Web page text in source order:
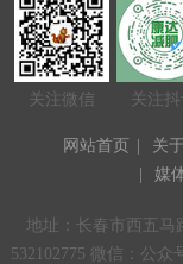
关注微信 关注抖
网站首页 关
媒
地址：长春市西五马
532102775 微信：公众